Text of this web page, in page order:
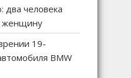
два человека
женщину
19-
BMW